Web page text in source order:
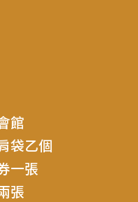
館
袋乙個
一張
張